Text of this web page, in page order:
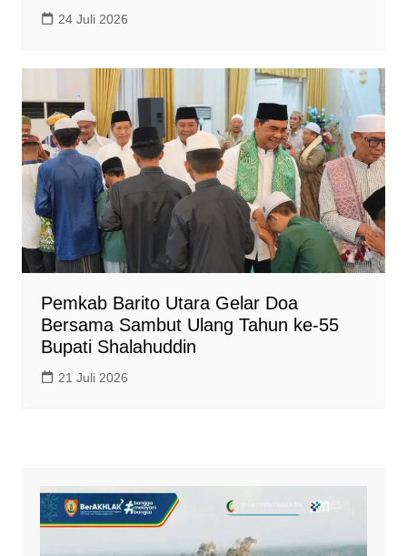
24 Juli 2026
Pemkab Barito Utara Gelar Doa
Bersama Sambut Ulang Tahun ke-55
Bupati Shalahuddin
21 Juli 2026